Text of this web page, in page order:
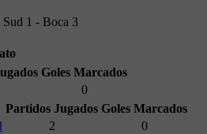
1 - Boca 3
Goles Marcados
0
Partidos Jugados Goles Marcados
2
0